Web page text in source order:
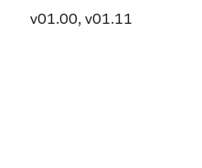
v01.00, v01.11